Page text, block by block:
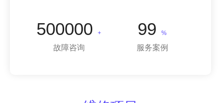
500000 +
故障咨询
99 %
服务案例